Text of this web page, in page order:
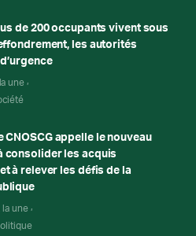
de 200 occupants vivent sous
effondrement, les autorités
une
CNOSCG appelle le nouveau
consolider les acquis
à relever les défis de la
la une